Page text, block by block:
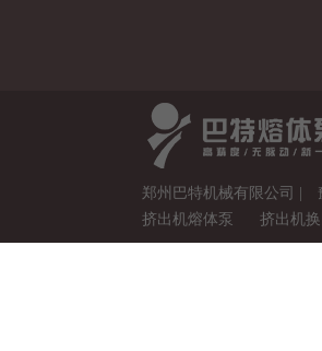
郑州巴特机械有限公司 |
挤出机熔体泵
挤出机